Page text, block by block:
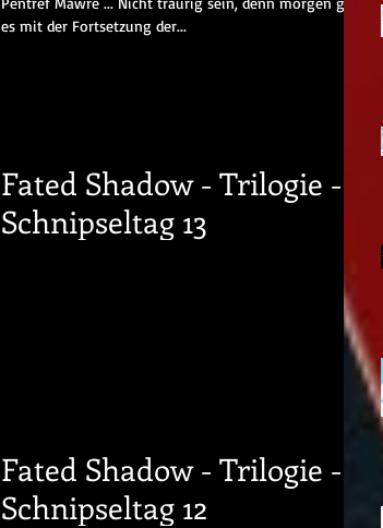
es mit der Fortsetzung der...
Fated Shadow - Trilogie -
Schnipseltag 13
Fated Shadow - Trilogie -
Schnipseltag 12